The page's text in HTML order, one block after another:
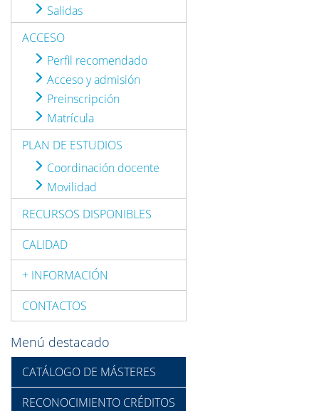
Salidas
ACCESO
Perfil recomendado
Acceso y admisión
Preinscripción
Matrícula
PLAN DE ESTUDIOS
Coordinación docente
Movilidad
RECURSOS DISPONIBLES
CALIDAD
+ INFORMACIÓN
CONTACTOS
Menú destacado
CATÁLOGO DE MÁSTERES
RECONOCIMIENTO CRÉDITOS